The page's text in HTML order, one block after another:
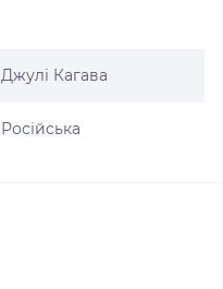
Джулі Кагава
Російська